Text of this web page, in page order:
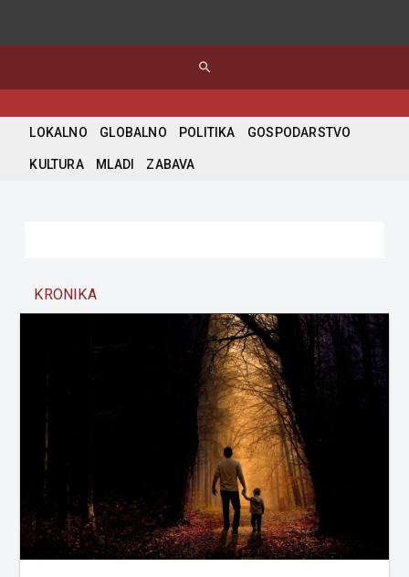
search
LOKALNO GLOBALNO POLITIKA GOSPODARSTVO
KULTURA MLADI ZABAVA
KRONIKA